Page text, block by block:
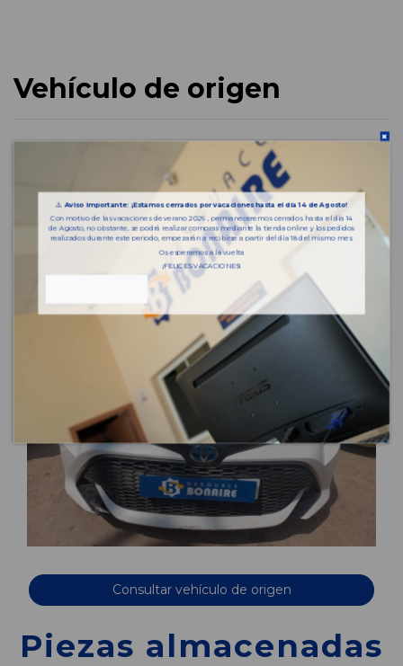
Vehículo de origen
Consultar vehículo de origen
Piezas almacenadas
⚠️Aviso importante: ¡Estamos cerrados por vacaciones hasta el día 14 de Agosto!
Con motivo de las vacaciones de verano 2026 , permaneceremos cerrados hasta el día 14
de Agosto, no obstante, se podrá realizar compras mediante la tienda online y los pedidos
realizados durante este periodo, empezarán a recibirse a partir del día 18 del mismo mes.
Os esperamos a la vuelta
¡FELICES VACACIONES!